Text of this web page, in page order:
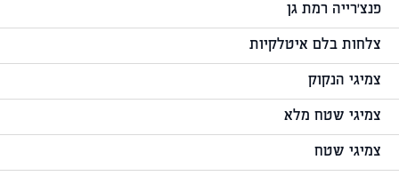
פנצ'רייה רמת גן
צלחות בלם איטלקיות
צמיגי הנקוק
צמיגי שטח מלא
צמיגי שטח